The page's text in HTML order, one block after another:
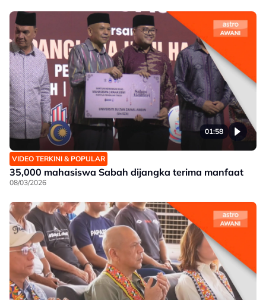
01:58
VIDEO TERKINI & POPULAR
35,000 mahasiswa Sabah dijangka terima manfaat
08/03/2026